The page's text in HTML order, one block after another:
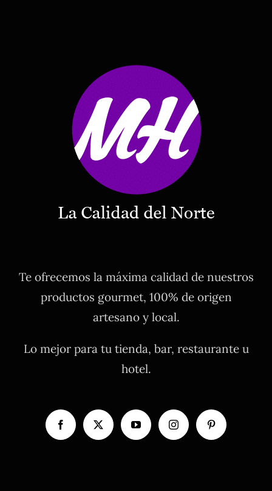
Te ofrecemos la máxima calidad de nuestros
productos gourmet, 100% de origen
artesano y local.
Lo mejor para tu tienda, bar, restaurante u
hotel.